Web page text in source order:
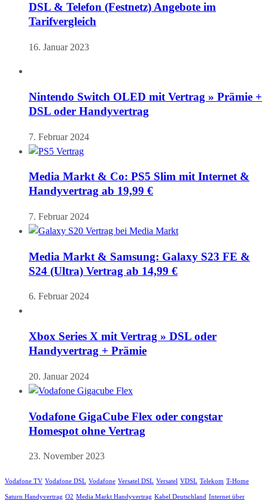
DSL & Telefon (Festnetz) Angebote im
Tarifvergleich
16. Januar 2023
Nintendo Switch OLED mit Vertrag » Prämie +
DSL oder Handyvertrag
7. Februar 2024
Media Markt & Co: PS5 Slim mit Internet &
Handyvertrag ab 19,99 €
7. Februar 2024
Media Markt & Samsung: Galaxy S23 FE &
S24 (Ultra) Vertrag ab 14,99 €
6. Februar 2024
Xbox Series X mit Vertrag » DSL oder
Handyvertrag + Prämie
20. Januar 2024
Vodafone GigaCube Flex oder congstar
Homespot ohne Vertrag
23. November 2023
Vodafone TV Vodafone DSL Vodafone Versatel DSL Versatel VDSL Telekom T-Home
Saturn Handyvertrag O2 Media Markt Handyvertrag Kabel Deutschland Internet über